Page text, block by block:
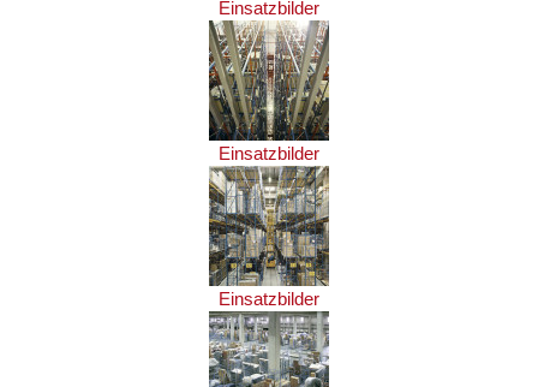
Einsatzbilder
Einsatzbilder
Einsatzbilder